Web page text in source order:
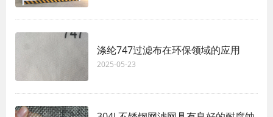
涤纶747过滤布在环保领域的应用
2025-05-23